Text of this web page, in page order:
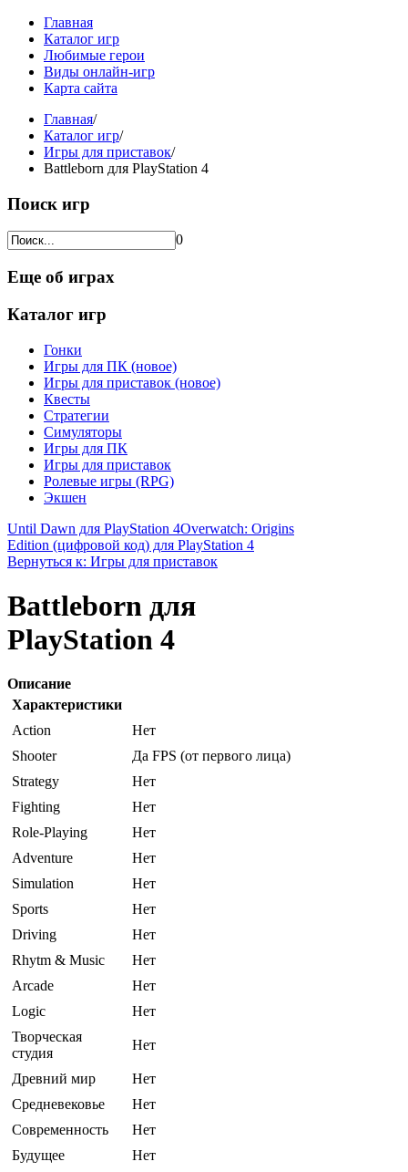
Главная
Каталог игр
Любимые герои
Виды онлайн-игр
Карта сайта
Главная/
Каталог игр/
Игры для приставок/
Battleborn для PlayStation 4
Поиск игр
0
Еще об играх
Каталог игр
Гонки
Игры для ПК (новое)
Игры для приставок (новое)
Квесты
Стратегии
Симуляторы
Игры для ПК
Игры для приставок
Ролевые игры (RPG)
Экшен
Until Dawn для PlayStation 4Overwatch: Origins
Edition (цифровой код) для PlayStation 4
Вернуться к: Игры для приставок
Battleborn для
PlayStation 4
Описание
Характеристики
Action
Нет
Shooter
Да FPS (от первого лица)
Strategy
Нет
Fighting
Нет
Role-Playing
Нет
Adventure
Нет
Simulation
Нет
Sports
Нет
Driving
Нет
Rhytm & Music
Нет
Arcade
Нет
Logic
Нет
Творческая
студия
Нет
Древний мир
Нет
Средневековье
Нет
Современность
Нет
Будущее
Нет